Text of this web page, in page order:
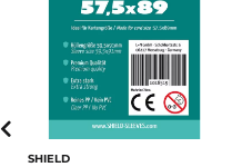
SHIELD